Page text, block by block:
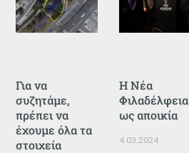
Για να
συζητάμε,
πρέπει να
έχουμε όλα τα
στοιχεία
Η Νέα
Φιλαδέλφεια
ως αποικία
4.03.2024